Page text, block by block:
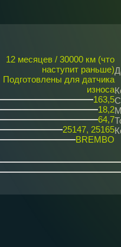
12 месяцев / 30000 км (что
наступит раньше)
Подготовлены для датчика
износа
163,5
18,2
64,7
25147, 25165
BREMBO